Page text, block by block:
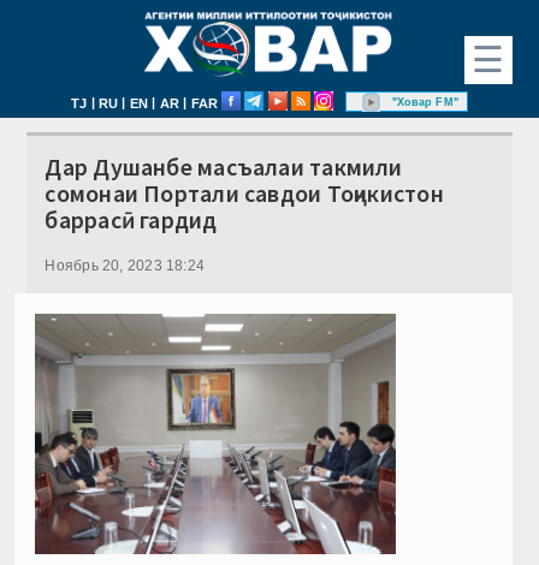
☰
TJ | RU | EN | AR | FAR "Ховар FM"
Дар Душанбе масъалаи такмили
сомонаи Портали савдои Тоҷикистон
баррасӣ гардид
Ноябрь 20, 2023 18:24